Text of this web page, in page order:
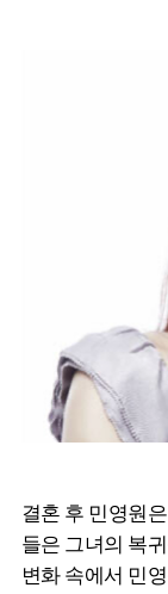
결혼 후 민영원
들은 그녀의 복
변화 속에서 민